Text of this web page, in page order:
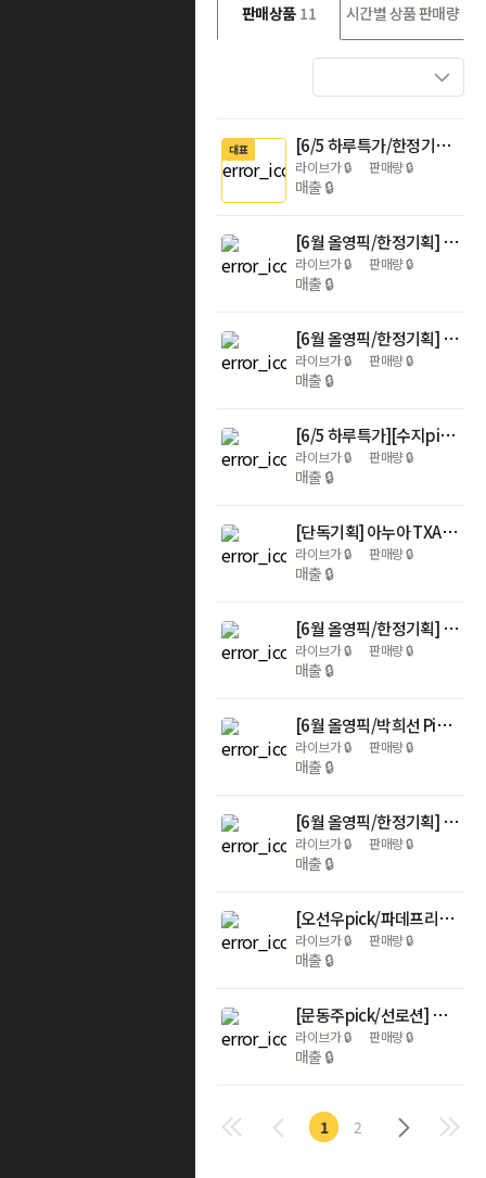
판매상품 11 시간별 상품 판매량
대표 [6/5 하루특가/한정기획] 아누아 피디알엔 히알루론산 캡슐 100 세럼 30ml 더블기획 (+피디알엔 마스크 1매)
라이브가🔒 판매량🔒
매출 🔒
[6월 올영픽/한정기획] 아누아 피디알엔 히알루론산 수분 캡슐 미스트 100ml 2입 기획
라이브가🔒 판매량🔒
매출 🔒
[6월 올영픽/한정기획] 아누아 피디알엔 히알루론산 100 수분 크림 60ml 2입 기획 (+피디알엔 토너 40ml)
라이브가🔒 판매량🔒
매출 🔒
[6/5 하루특가][수지pick/단독기획] 아누아 데일리케어 마스크팩 5매 기획 8종(+1매 or +2매 추가 증정)
라이브가🔒 판매량🔒
매출 🔒
[단독기획] 아누아 TXA 나이아신 흔적 세럼 30ml 2입
라이브가🔒 판매량🔒
매출 🔒
[6월 올영픽/한정기획] 아누아 어성초 77 히알루론산 수분 진정 토너 350ml 더블기획 (+어성초 크림 20ml)
라이브가🔒 판매량🔒
매출 🔒
[6월 올영픽/박희선 Pick] 아누아 어성초 포어 컨트롤 클렌징오일 200ml 2입
라이브가🔒 판매량🔒
매출 🔒
[6월 올영픽/한정기획] 아누아 어성초 77 B3징크 트러블 세럼 30ml 더블기획 (+어성초 수딩 크림 20ml)
라이브가🔒 판매량🔒
매출 🔒
[오선우pick/파데프리] 아누아 매트벗글로우 커버 베이지 50ml 2입
라이브가🔒 판매량🔒
매출 🔒
[문동주pick/선로션] 아누아 제로캐스트 수분 선크림 50ml 더블 기획
라이브가🔒 판매량🔒
매출 🔒
1 2